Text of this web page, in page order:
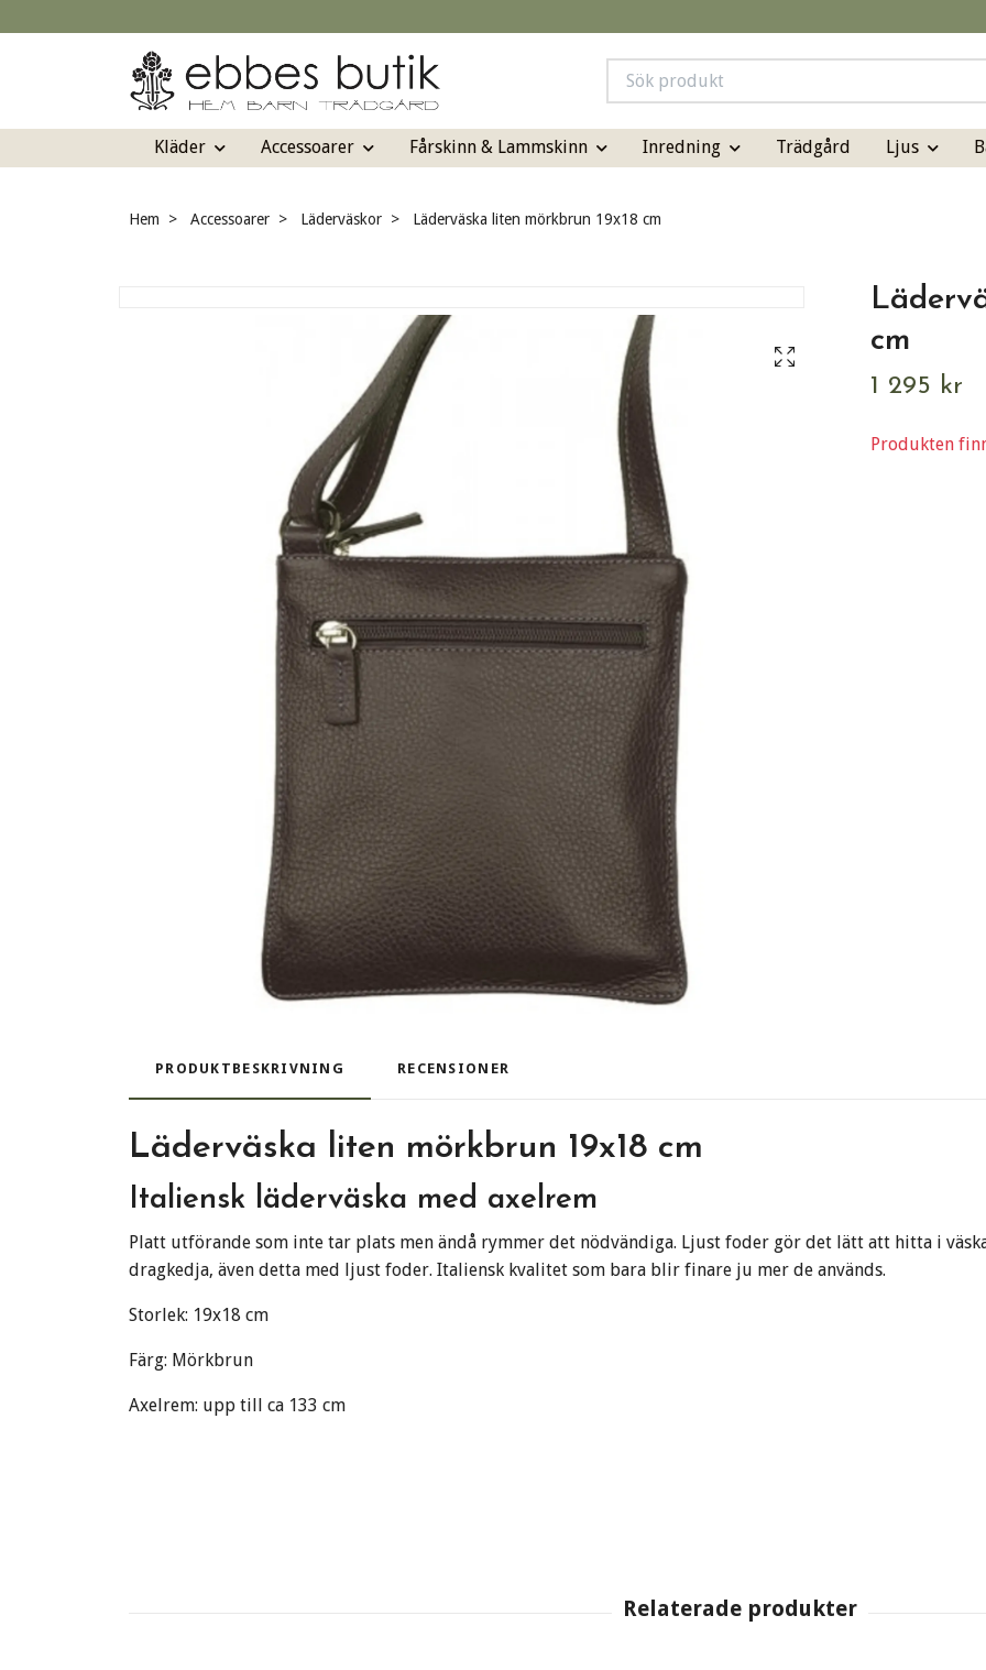
Kläder Accessoarer Fårskinn & Lammskinn Inredning Trädgård Ljus
Hem Accessoarer Läderväskor Läderväska liten mörkbrun 19x18 cm
cm
1 295 kr
Produkten
PRODUKTBESKRIVNING RECENSIONER
Läderväska liten mörkbrun 19x18 cm
Italiensk läderväska med axelrem
Platt utförande som inte tar plats men ändå rymmer det nödvändiga. Ljust foder gör det lätt att hitta i
dragkedja, även detta med ljust foder. Italiensk kvalitet som bara blir finare ju mer de används.
Storlek: 19x18 cm
Färg: Mörkbrun
Axelrem: upp till ca 133 cm